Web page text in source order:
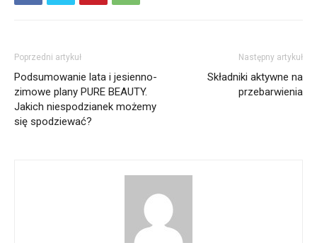
Poprzedni artykuł
Podsumowanie lata i jesienno-
zimowe plany PURE BEAUTY.
Jakich niespodzianek możemy
się spodziewać?
Następny artykuł
Składniki aktywne na
przebarwienia